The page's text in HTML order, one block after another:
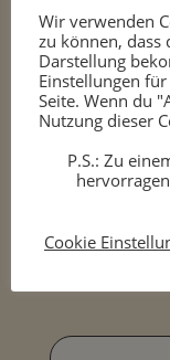
Abgang 89%
Wir verwenden
zu können, dass
Darstellung
Einstellungen
Seite. Wenn du
Nutzung dieser
P.S.: Zu
Cookie